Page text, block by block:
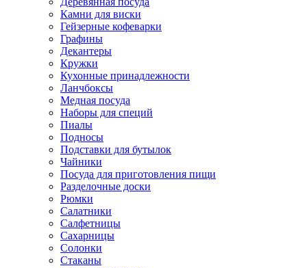
Камни для виски
Гейзерные кофеварки
Графины
Декантеры
Кружки
Кухонные принадлежности
Ланчбоксы
Медная посуда
Наборы для специй
Пиалы
Подносы
Подставки для бутылок
Чайники
Посуда для приготовления пищи
Разделочные доски
Рюмки
Салатники
Салфетницы
Сахарницы
Солонки
Стаканы